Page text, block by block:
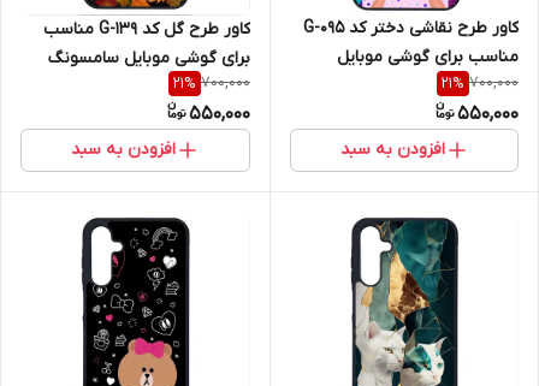
کاور طرح نقاشی دختر کد G-095
مناسب برای گوشی موبایل
سامسونگ Galaxy A16 4G / A16
5G
700,000
21%
550,000
افزودن به سبد
کاور طرح گل کد G-139 مناسب
برای گوشی موبایل سامسونگ
Galaxy A16 4G / A16 5G
700,000
21%
550,000
افزودن به سبد